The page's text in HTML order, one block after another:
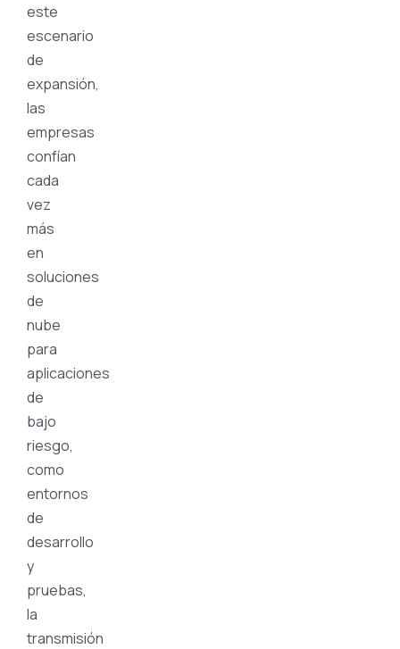
este
escenario
de
expansión,
las
empresas
confían
cada
vez
más
en
soluciones
de
nube
para
aplicaciones
de
bajo
riesgo,
como
entornos
de
desarrollo
y
pruebas,
la
transmisión